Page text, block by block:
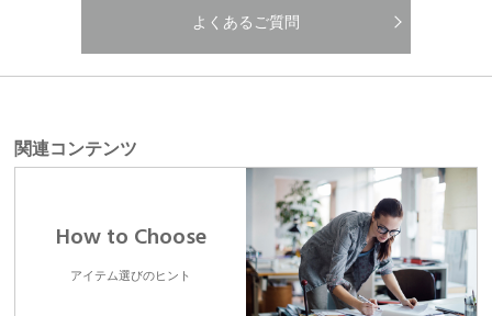
よくあるご質問
関連コンテンツ
How to Choose
アイテム選びのヒント